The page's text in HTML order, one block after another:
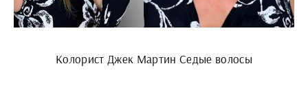
Колорист Джек Мартин Седые волосы